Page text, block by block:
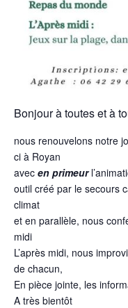
Bonjour à toutes et à
nous renouvelons notre
ci à Royan
avec en primeur
outil créé par le secours
climat
et en parallèle, nous
midi
L’après midi, nous
de chacun,
En pièce jointe, les
A très bientôt